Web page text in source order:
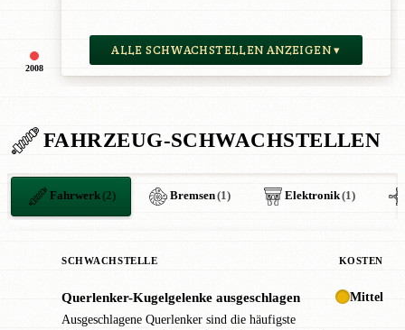
2008
ALLE SCHWACHSTELLEN ANZEIGEN ▾
FAHRZEUG-SCHWACHSTELLEN
Fahrwerk(2) Bremsen(1) Elektronik(1)
SCHWACHSTELLE KOSTEN
Querlenker-Kugelgelenke ausgeschlagen
Ausgeschlagene Querlenker sind die häufigste
Mittel